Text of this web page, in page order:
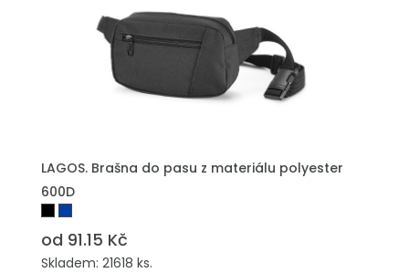
LAGOS. Brašna do pasu z materiálu polyester
600D
od 91.15 Kč
Skladem: 21618 ks.